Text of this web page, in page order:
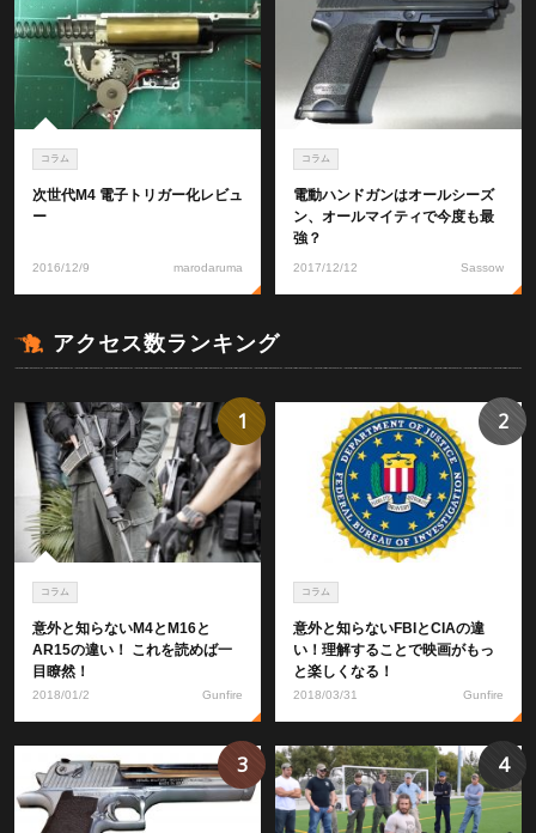
コラム
次世代M4 電子トリガー化レビュ
ー
2016/12/9 marodaruma
コラム
電動ハンドガンはオールシーズ
ン、オールマイティで今度も最
強？
2017/12/12 Sassow
アクセス数ランキング
コラム
意外と知らないM4とM16と
AR15の違い！ これを読めば一
目瞭然！
2018/01/2 Gunfire
1
コラム
意外と知らないFBIとCIAの違
い！理解することで映画がもっ
と楽しくなる！
2018/03/31 Gunfire
2
3 4